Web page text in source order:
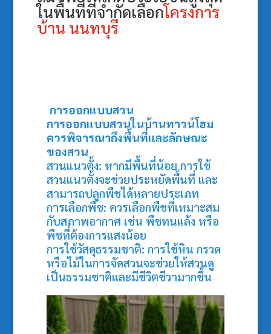
ในพื้นที่ที่จำกัดเลือกโครงการ
บ้าน นนทบุรี
การออกแบบสวน
การออกแบบสวนในบ้านทาวน์โฮม
ควรพิจารณาถึงพื้นที่และลักษณะ
ของสวน
สวนแนวตั้ง: หากมีพื้นที่น้อย การใช้
สวนแนวตั้งจะช่วยประหยัดพื้นที่ และ
สามารถปลูกพืชได้หลายประเภท
การเลือกพืช: ควรเลือกพืชที่เหมาะสม
กับสภาพอากาศ เช่น พืชทนแล้ง หรือ
พืชที่ต้องการแสงน้อย
การใช้วัสดุธรรมชาติ: การใช้หิน กรวด
หรือไม้ในการจัดสวนจะช่วยให้สวนดู
เป็นธรรมชาติและมีชีวิตชีวามากขึ้น